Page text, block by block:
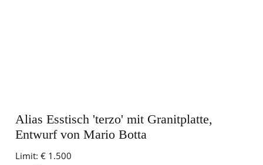
Alias Esstisch 'terzo' mit Granitplatte,
Entwurf von Mario Botta
Limit: € 1.500